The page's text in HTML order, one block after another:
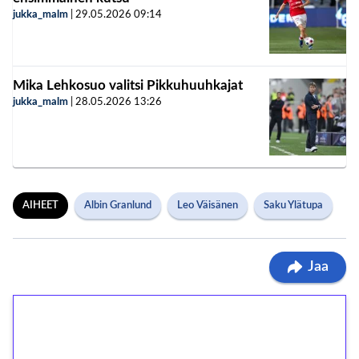
jukka_malm 29.05.2026 09:14
Mika Lehkosuo valitsi Pikkuhuuhkajat
jukka_malm 28.05.2026 13:26
AIHEET Albin Granlund Leo Väisänen Saku Ylätupa
Jaa